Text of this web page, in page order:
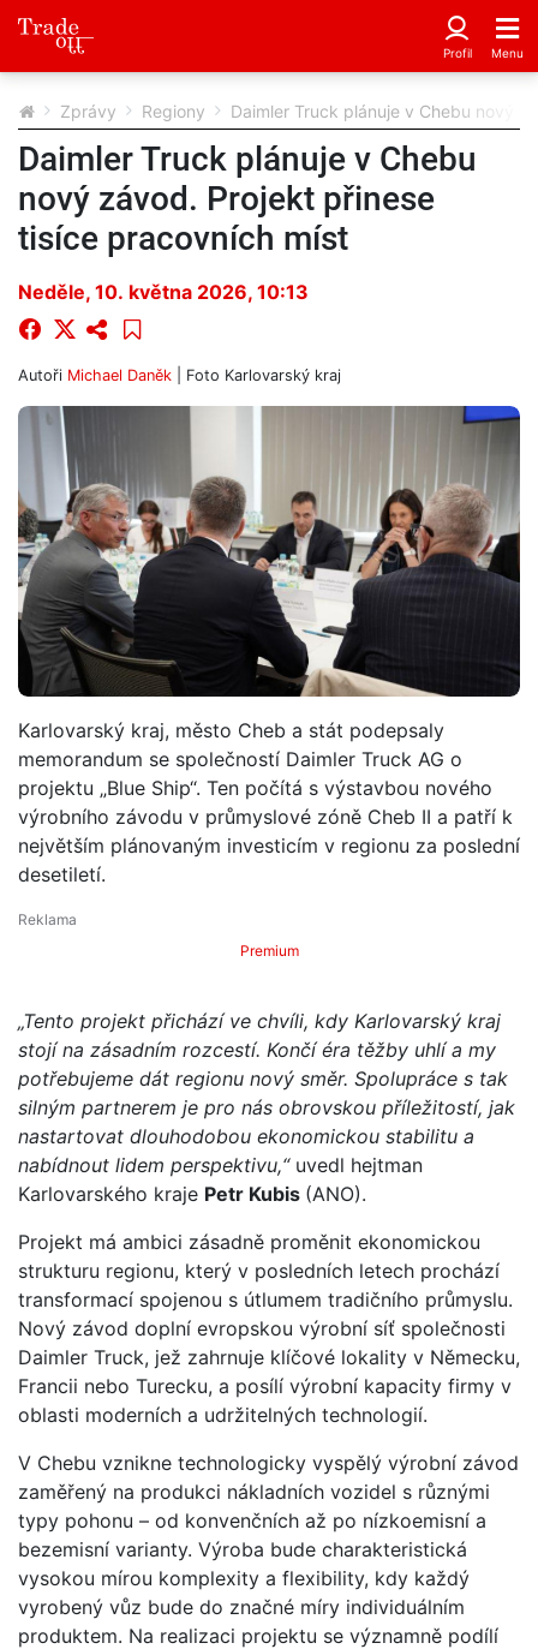
Zprávy Regiony Daimler Truck plánuje v Chebu nový
Daimler Truck plánuje v Chebu
nový závod. Projekt přinese
tisíce pracovních míst
Neděle, 10. května 2026, 10:13
Autoři Michael Daněk | Foto Karlovarský kraj
Karlovarský kraj, město Cheb a stát podepsaly
memorandum se společností Daimler Truck AG o
projektu „Blue Ship“. Ten počítá s výstavbou nového
výrobního závodu v průmyslové zóně Cheb II a patří k
největším plánovaným investicím v regionu za poslední
desetiletí.
Premium
„Tento projekt přichází ve chvíli, kdy Karlovarský kraj
stojí na zásadním rozcestí. Končí éra těžby uhlí a my
potřebujeme dát regionu nový směr. Spolupráce s tak
silným partnerem je pro nás obrovskou příležitostí, jak
nastartovat dlouhodobou ekonomickou stabilitu a
nabídnout lidem perspektivu,“ uvedl hejtman
Karlovarského kraje Petr Kubis (ANO).
Projekt má ambici zásadně proměnit ekonomickou
strukturu regionu, který v posledních letech prochází
transformací spojenou s útlumem tradičního průmyslu.
Nový závod doplní evropskou výrobní síť společnosti
Daimler Truck, jež zahrnuje klíčové lokality v Německu,
Francii nebo Turecku, a posílí výrobní kapacity firmy v
oblasti moderních a udržitelných technologií.
V Chebu vznikne technologicky vyspělý výrobní závod
zaměřený na produkci nákladních vozidel s různými
typy pohonu – od konvenčních až po nízkoemisní a
bezemisní varianty. Výroba bude charakteristická
vysokou mírou komplexity a flexibility, kdy každý
vyrobený vůz bude do značné míry individuálním
produktem. Na realizaci projektu se významně podílí